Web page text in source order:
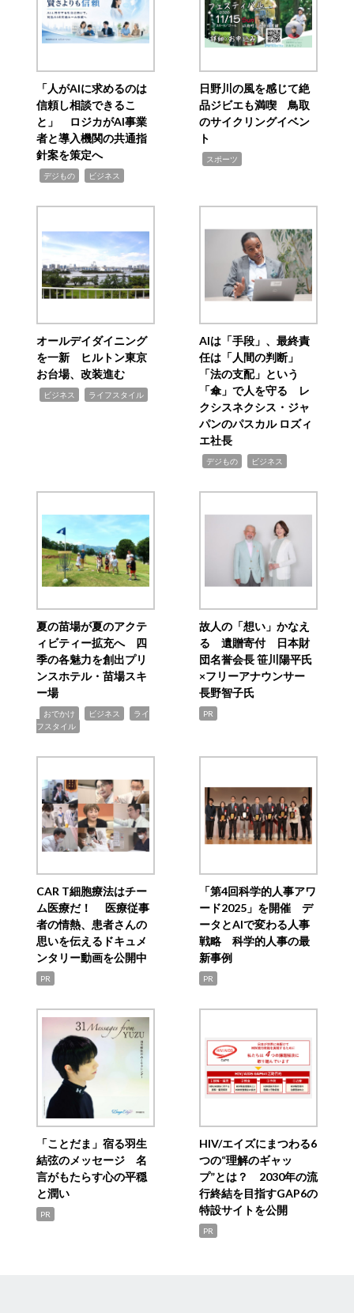
「人がAIに求めるのは
信頼し相談できるこ
と」 ロジカがAI事業
者と導入機関の共通指
針案を策定へ
デジもの ビジネス
日野川の風を感じて絶
品ジビエも満喫 鳥取
のサイクリングイベン
ト
スポーツ
オールデイダイニング
を一新 ヒルトン東京
お台場、改装進む
ビジネス ライフスタイル
AIは「手段」、最終責
任は「人間の判断」
「法の支配」という
「傘」で人を守る レ
クシスネクシス・ジャ
パンのパスカル ロズィ
エ社長
デジもの ビジネス
夏の苗場が夏のアクテ
ィビティー拡充へ 四
季の各魅力を創出プリ
ンスホテル・苗場スキ
ー場
おでかけ ビジネス
ライ
フスタイル
故人の「想い」かなえ
る 遺贈寄付 日本財
団名誉会長 笹川陽平氏
×フリーアナウンサー
長野智子氏
PR
CAR T細胞療法はチー
ム医療だ！ 医療従事
者の情熱、患者さんの
思いを伝えるドキュメ
ンタリー動画を公開中
PR
「第4回科学的人事アワ
ード2025」を開催 デ
ータとAIで変わる人事
戦略 科学的人事の最
新事例
PR
「ことだま」宿る羽生
結弦のメッセージ 名
言がもたらす心の平穏
と潤い
PR
HIV/エイズにまつわる6
つの“理解のギャッ
プ”とは？ 2030年の流
行終結を目指すGAP6の
特設サイトを公開
PR